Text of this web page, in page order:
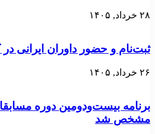
۲۸ خرداد, ۱۴۰۵
ثبت‌نام و حضور داوران ایرانی
۲۶ خرداد, ۱۴۰۵
برنامه بیست‌ودومین دوره
مشخص شد